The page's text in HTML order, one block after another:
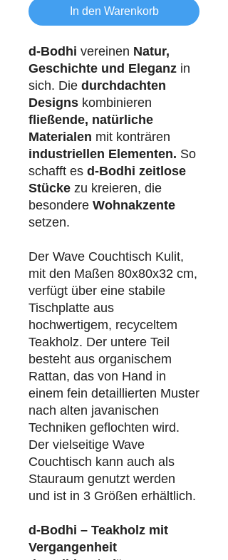
In den Warenkorb
d-Bodhi vereinen Natur,
Geschichte und Eleganz in
sich. Die durchdachten
Designs kombinieren
fließende, natürliche
Materialen mit konträren
industriellen Elementen. So
schafft es d-Bodhi zeitlose
Stücke zu kreieren, die
besondere Wohnakzente
setzen.
Der Wave Couchtisch Kulit,
mit den Maßen 80x80x32 cm,
verfügt über eine stabile
Tischplatte aus
hochwertigem, recyceltem
Teakholz. Der untere Teil
besteht aus organischem
Rattan, das von Hand in
einem fein detaillierten Muster
nach alten javanischen
Techniken geflochten wird.
Der vielseitige Wave
Couchtisch kann auch als
Stauraum genutzt werden
und ist in 3 Größen erhältlich.
d-Bodhi – Teakholz mit
Vergangenheit